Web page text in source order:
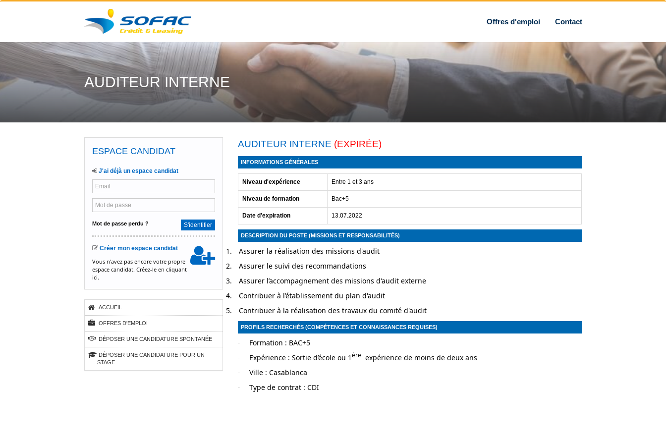
Offres d'emploi Contact
AUDITEUR INTERNE
ESPACE CANDIDAT
J'ai déjà un espace candidat
Mot de passe perdu ? S'identifier
Créer mon espace candidat
Vous n'avez pas encore votre propre
espace candidat. Créez-le en cliquant
ici.
ACCUEIL
OFFRES D'EMPLOI
DÉPOSER UNE CANDIDATURE SPONTANÉE
DÉPOSER UNE CANDIDATURE POUR UN
STAGE
AUDITEUR INTERNE (EXPIRÉE)
INFORMATIONS GÉNÉRALES
Niveau d'expérience Entre 1 et 3 ans
Niveau de formation Bac+5
Date d’expiration 13.07.2022
DESCRIPTION DU POSTE (MISSIONS ET RESPONSABILITÉS)
1.
Assurer la réalisation des missions d'audit
2.
Assurer le suivi des recommandations
3.
Assurer l’accompagnement des missions d'audit externe
4.
Contribuer à l’établissement du plan d'audit
5.
Contribuer à la réalisation des travaux du comité d'audit
PROFILS RECHERCHÉS (COMPÉTENCES ET CONNAISSANCES REQUISES)
· Formation : BAC+5
· Expérience : Sortie d’école ou 1 ère expérience de moins de deux ans
· Ville : Casablanca
· Type de contrat : CDI